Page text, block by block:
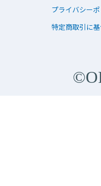
プライバシー
特定商取引に